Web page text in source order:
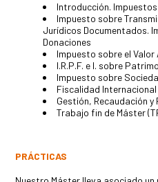
Introducción.
Impuesto sobre
Jurídicos Documentados.
Donaciones
Impuesto sobre el
I.R.P.F. e I. sobre
Impuesto sobre
Fiscalidad Internacional
Gestión, Recaudación y
Trabajo fin de Máster
PRÁCTICAS